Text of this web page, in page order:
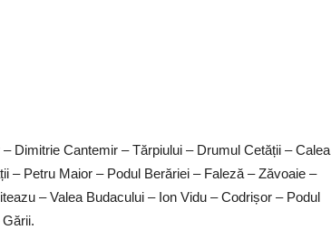
Dimitrie Cantemir – Tărpiului – Drumul Cetății – Calea
– Petru Maior – Podul Berăriei – Faleză – Zăvoaie –
– Valea Budacului – Ion Vidu – Codrișor – Podul